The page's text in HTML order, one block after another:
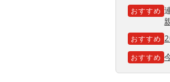
おすすめ
おすすめ
おすすめ